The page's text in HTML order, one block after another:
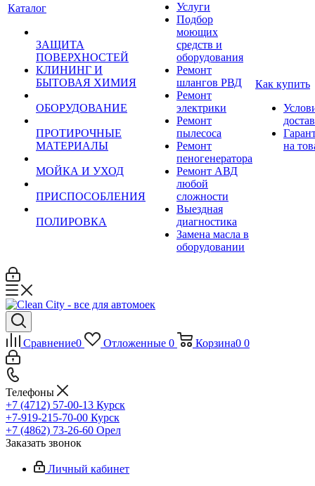
Каталог
ЗАЩИТА
ПОВЕРХНОСТЕЙ
КЛИНИНГ И
БЫТОВАЯ ХИМИЯ
ОБОРУДОВАНИЕ
ПРОТИРОЧНЫЕ
МАТЕРИАЛЫ
МОЙКА И УХОД
ПРИСПОСОБЛЕНИЯ
ПОЛИРОВКА
Услуги
Подбор
моющих
средств и
оборудования
Ремонт
шлангов РВД
Ремонт
электрики
Ремонт
пылесоса
Ремонт
пеногенератора
Ремонт АВД
любой
сложности
Выездная
диагностика
Замена масла в
оборудовании
Как купить
на
Сравнение0 Отложенные 0 Корзина0 0
Телефоны
+7 (4712) 57-00-13 Курск
+7-919-215-70-00 Курск
+7 (4862) 73-26-60 Орел
Заказать звонок
Личный кабинет